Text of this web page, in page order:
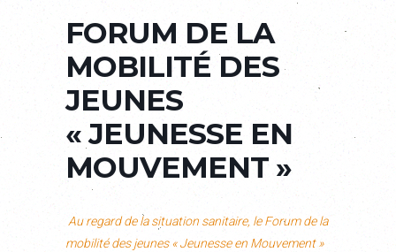
FORUM DE LA
MOBILITÉ DES
JEUNES
« JEUNESSE EN
MOUVEMENT »
Au regard de la situation sanitaire, le Forum de la
mobilité des jeunes « Jeunesse en Mouvement »